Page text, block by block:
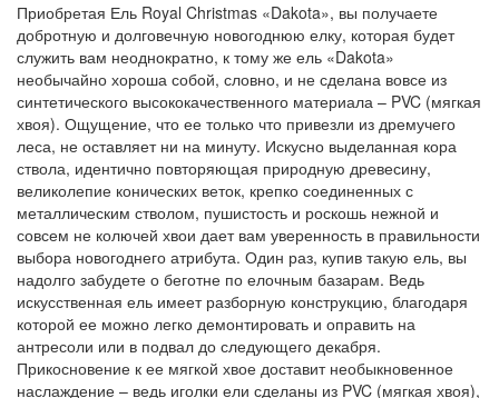
Приобретая Ель Royal Christmas «Dakota», вы получаете
добротную и долговечную новогоднюю елку, которая будет
служить вам неоднократно, к тому же ель «Dakota»
необычайно хороша собой, словно, и не сделана вовсе из
синтетического высококачественного материала – PVC (мягкая
хвоя). Ощущение, что ее только что привезли из дремучего
леса, не оставляет ни на минуту. Искусно выделанная кора
ствола, идентично повторяющая природную древесину,
великолепие конических веток, крепко соединенных с
металлическим стволом, пушистость и роскошь нежной и
совсем не колючей хвои дает вам уверенность в правильности
выбора новогоднего атрибута. Один раз, купив такую ель, вы
надолго забудете о беготне по елочным базарам. Ведь
искусственная ель имеет разборную конструкцию, благодаря
которой ее можно легко демонтировать и оправить на
антресоли или в подвал до следующего декабря.
Прикосновение к ее мягкой хвое доставит необыкновенное
наслаждение – ведь иголки ели сделаны из PVC (мягкая хвоя),